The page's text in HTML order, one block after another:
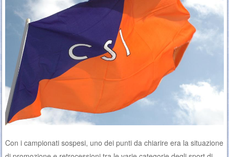
Con i campionati sospesi, uno dei punti da chiarire era la situazione